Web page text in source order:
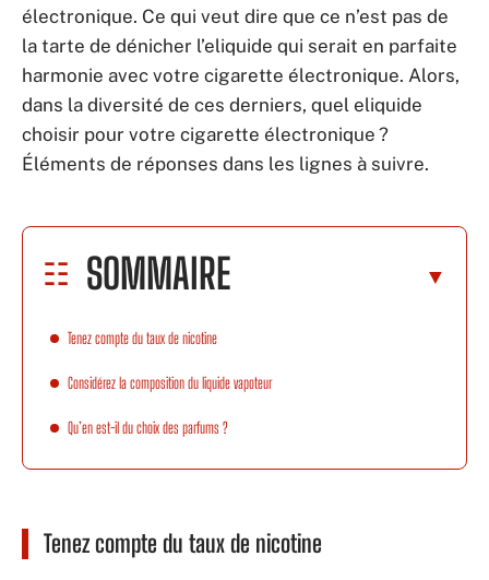
électronique. Ce qui veut dire que ce n’est pas de
la tarte de dénicher l’eliquide qui serait en parfaite
harmonie avec votre cigarette électronique. Alors,
dans la diversité de ces derniers, quel eliquide
choisir pour votre cigarette électronique ?
Éléments de réponses dans les lignes à suivre.
SOMMAIRE
Tenez compte du taux de nicotine
Considérez la composition du liquide vapoteur
Qu’en est-il du choix des parfums ?
Tenez compte du taux de nicotine